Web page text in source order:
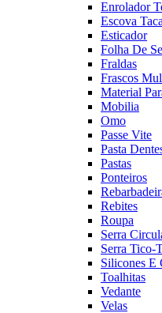
Enrolador
Escova Taca
Esticador
Folha De
Fraldas
Frascos
Material
Mobilia
Omo
Passe Vite
Pasta
Pastas
Ponteiros
Rebites
Roupa
Serra
Serra Tico-
Silicones E
Toalhitas
Vedante
Velas